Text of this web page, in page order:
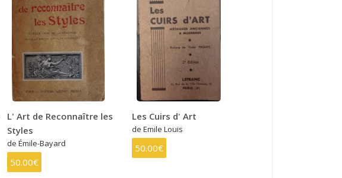
L' Art de Reconnaître les
Styles
de Émile-Bayard
50.00€
Les Cuirs d' Art
de Emile Louis
50.00€